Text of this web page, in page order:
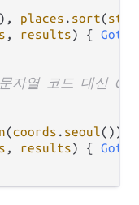
), places . sort(
, results) {
열 코드 대신
(coords . seoul()),
, results) {